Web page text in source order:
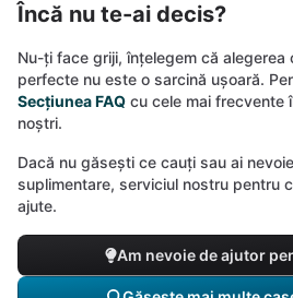
Încă nu te-ai decis?
Nu-ți face griji, înțelegem că alegerea
perfecte nu este o sarcină ușoară.
Secțiunea FAQ cu cele mai frecvente
noștri.
Dacă nu găsești ce cauți sau ai
suplimentare, serviciul nostru pentru
ajute.
Am nevoie de ajutor